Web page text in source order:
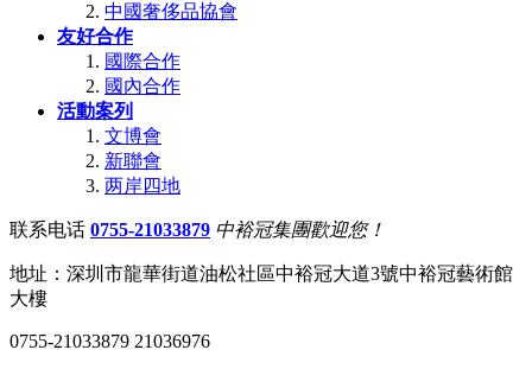
中國奢侈品協會
友好合作
國際合作
國內合作
活動案列
文博會
新聯會
两岸四地
联系电话 0755-21033879 中裕冠集團歡迎您！
地址：深圳市龍華街道油松社區中裕冠大道3號中裕冠藝術館
大樓
0755-21033879 21036976